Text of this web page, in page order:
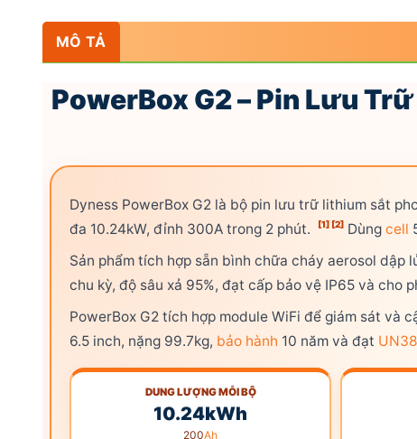
MÔ TẢ
PowerBox G2 – Pin Lưu
Dyness PowerBox G2 là bộ pin lưu trữ lithium sắt
đa 10.24kW, đỉnh 300A trong 2 phút.
[1] [2] Dùng cell
Sản phẩm tích hợp sẵn bình chữa cháy aerosol dập
chu kỳ, độ sâu xả 95%, đạt cấp bảo vệ IP65 và cho
PowerBox G2 tích hợp module WiFi để giám sát và
6.5 inch, nặng 99.7kg, bảo hành 10 năm và đạt
DUNG LƯỢNG MỖI BỘ
10.24kWh
200Ah